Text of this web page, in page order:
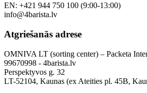
EN: +421 944 750 100 (9:00-13:00)
info@4barista.lv
Atgriešanās adrese
OMNIVA LT (sorting center) – Packeta
99670998 - 4barista.lv
Perspektyvos g. 32
LT-52104, Kaunas (ex Ateities pl. 45B,